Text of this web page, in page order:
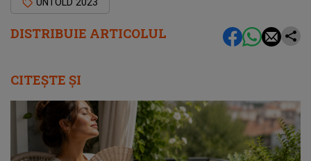
DISTRIBUIE ARTICOLUL
CITEȘTE ȘI